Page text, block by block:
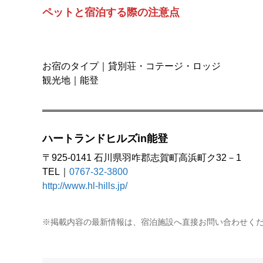
ペットと宿泊する際の注意点
お宿のタイプ｜貸別荘・コテージ・ロッジ
観光地｜能登
ハートランドヒルズin能登
〒925-0141 石川県羽咋郡志賀町高浜町ク32－1
TEL｜ 0767-32-3800
http://www.hl-hills.jp/
※掲載内容の最新情報は、宿泊施設へ直接お問い合わせく